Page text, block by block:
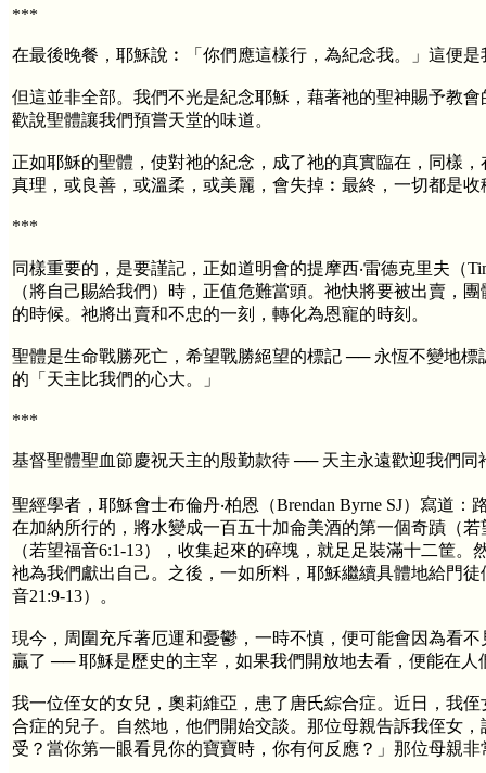
***
在最後晚餐，耶穌說︰「你們應這樣行，為紀念我。」這便
但這並非全部。我們不光是紀念耶穌，藉著祂的聖神賜予教
歡說聖體讓我們預嘗天堂的味道。
正如耶穌的聖體，使對祂的紀念，成了祂的真實臨在，同樣
真理，或良善，或溫柔，或美麗，會失掉︰最終，一切都是
***
同樣重要的，是要謹記，正如道明會的提摩西‧雷德克里夫（
（將自己賜給我們）時，正值危難當頭。祂快將要被出賣，
的時候。祂將出賣和不忠的一刻，轉化為恩寵的時刻。
聖體是生命戰勝死亡，希望戰勝絕望的標記 ── 永恆不變地
的「天主比我們的心大。」
***
基督聖體聖血節慶祝天主的殷勤款待 ── 天主永遠歡迎我們同
聖經學者，耶穌會士布倫丹‧柏恩（Brendan Byrne SJ）寫道
在加納所行的，將水變成一百五十加侖美酒的第一個奇蹟（
（若望福音6:1-13），收集起來的碎塊，就足足裝滿十二筐
祂為我們獻出自己。之後，一如所料，耶穌繼續具體地給門
音21:9-13）。
現今，周圍充斥著厄運和憂鬱，一時不慎，便可能會因為看
贏了 ── 耶穌是歷史的主宰，如果我們開放地去看，便能在
我一位侄女的女兒，奧莉維亞，患了唐氏綜合症。近日，我
合症的兒子。自然地，他們開始交談。那位母親告訴我侄女
受？當你第一眼看見你的寶寶時，你有何反應？」那位母親